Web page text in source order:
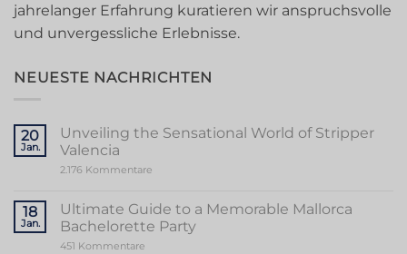
jahrelanger Erfahrung kuratieren wir anspruchsvolle
und unvergessliche Erlebnisse.
NEUESTE NACHRICHTEN
20
Jan.
Unveiling the Sensational World of Stripper
Valencia
2.176 Kommentare
Sensational
World
of
18
Jan.
Ultimate Guide to a Memorable Mallorca
Bachelorette Party
451 Kommentare